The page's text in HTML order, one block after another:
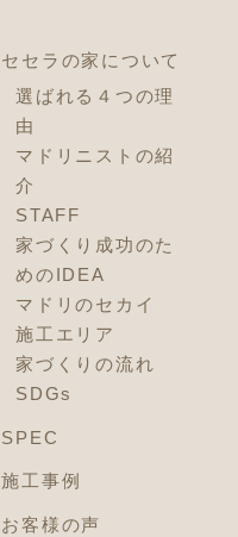
セセラの家について
選ばれる４つの理
由
マドリニストの紹
介
STAFF
家づくり成功のた
めのIDEA
マドリのセカイ
施工エリア
家づくりの流れ
SDGs
SPEC
施工事例
お客様の声